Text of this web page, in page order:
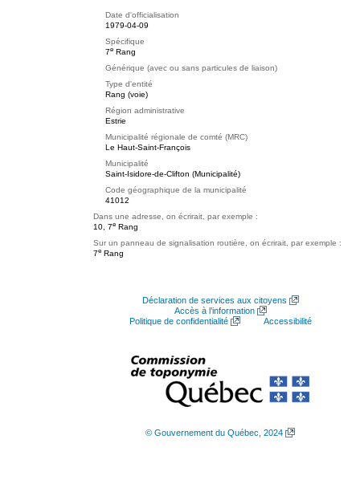
Date d'officialisation
1979-04-09
Spécifique
7e Rang
Générique (avec ou sans particules de liaison)
Type d'entité
Rang (voie)
Région administrative
Estrie
Municipalité régionale de comté (MRC)
Le Haut-Saint-François
Municipalité
Saint-Isidore-de-Clifton (Municipalité)
Code géographique de la municipalité
41012
Dans une adresse, on écrirait, par exemple :
10, 7e Rang
Sur un panneau de signalisation routière, on écrirait, par exemple :
7e Rang
Déclaration de services aux citoyens
Accès à l’information
Politique de confidentialité
Accessibilité
© Gouvernement du Québec, 2024